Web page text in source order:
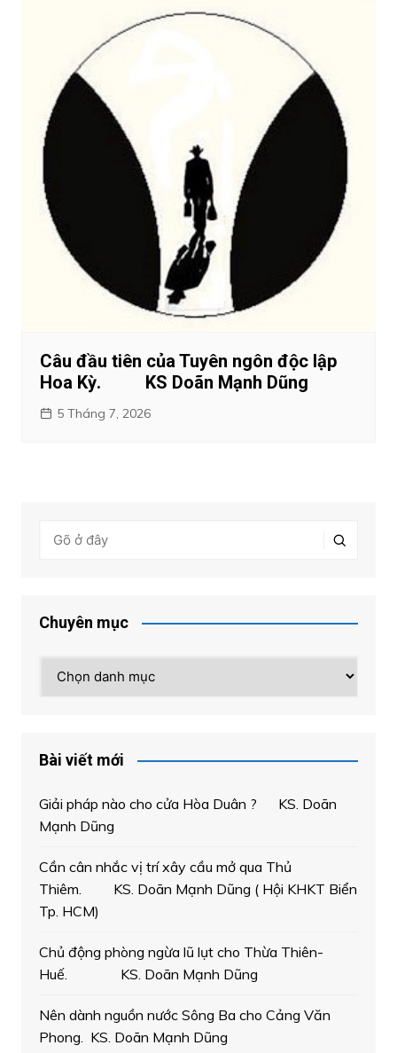
Câu đầu tiên của Tuyên ngôn độc lập
Hoa Kỳ. KS Doãn Mạnh Dũng
5 Tháng 7, 2026
Chuyên mục
mục
Bài viết mới
Giải pháp nào cho cửa Hòa Duân ? KS. Doãn
Mạnh Dũng
Cần cân nhắc vị trí xây cầu mở qua Thủ
Thiêm. KS. Doãn Mạnh Dũng ( Hội KHKT Biển
Tp. HCM)
Chủ động phòng ngừa lũ lụt cho Thừa Thiên-
Huế. KS. Doãn Mạnh Dũng
Nên dành nguồn nước Sông Ba cho Cảng Văn
Phong. KS. Doãn Mạnh Dũng